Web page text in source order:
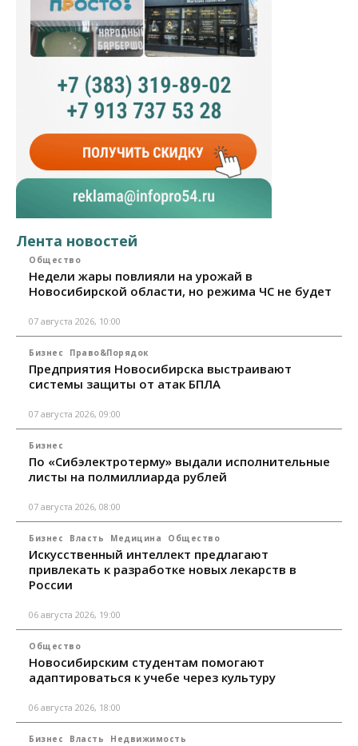
Лента новостей
Общество
Недели жары повлияли на урожай в
Новосибирской области, но режима ЧС не будет
07 августа 2026, 10:00
Бизнес Право&Порядок
Предприятия Новосибирска выстраивают
системы защиты от атак БПЛА
07 августа 2026, 09:00
Бизнес
По «Сибэлектротерму» выдали исполнительные
листы на полмиллиарда рублей
07 августа 2026, 08:00
Бизнес Власть Медицина Общество
Искусственный интеллект предлагают
привлекать к разработке новых лекарств в
России
06 августа 2026, 19:00
Общество
Новосибирским студентам помогают
адаптироваться к учебе через культуру
06 августа 2026, 18:00
Бизнес Власть Недвижимость